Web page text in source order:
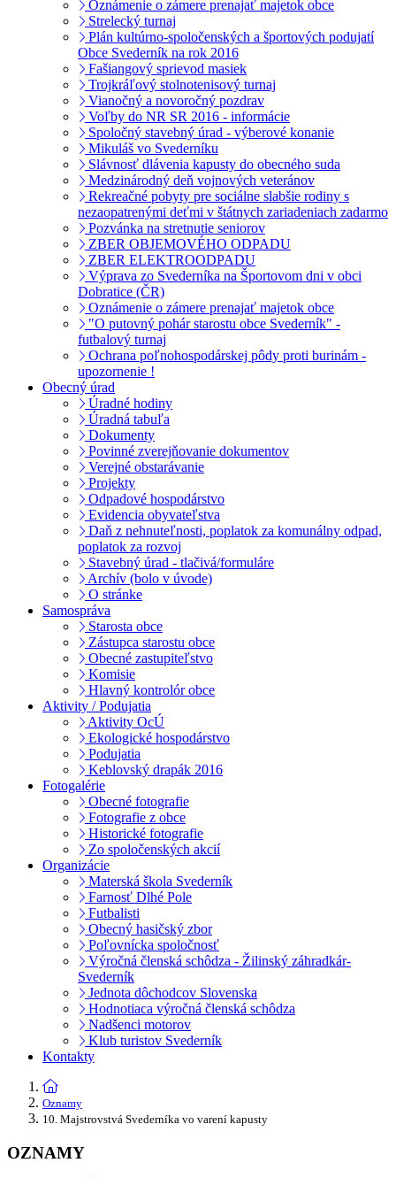
Oznámenie o zámere prenajať majetok obce
Strelecký turnaj
Plán kultúrno-spoločenských a športových podujatí
Obce Svederník na rok 2016
Fašiangový sprievod masiek
Trojkráľový stolnotenisový turnaj
Vianočný a novoročný pozdrav
Voľby do NR SR 2016 - informácie
Spoločný stavebný úrad - výberové konanie
Mikuláš vo Svederníku
Slávnosť dlávenia kapusty do obecného suda
Medzinárodný deň vojnových veteránov
Rekreačné pobyty pre sociálne slabšie rodiny s
nezaopatrenými deťmi v štátnych zariadeniach zadarmo
Pozvánka na stretnutie seniorov
ZBER OBJEMOVÉHO ODPADU
ZBER ELEKTROODPADU
Výprava zo Svederníka na Športovom dni v obci
Dobratice (ČR)
Oznámenie o zámere prenajať majetok obce
"O putovný pohár starostu obce Svederník" -
futbalový turnaj
Ochrana poľnohospodárskej pôdy proti burinám -
upozornenie !
Obecný úrad
Úradné hodiny
Úradná tabuľa
Dokumenty
Povinné zverejňovanie dokumentov
Verejné obstarávanie
Projekty
Odpadové hospodárstvo
Evidencia obyvateľstva
Daň z nehnuteľnosti, poplatok za komunálny odpad,
poplatok za rozvoj
Stavebný úrad - tlačivá/formuláre
Archív (bolo v úvode)
O stránke
Samospráva
Starosta obce
Zástupca starostu obce
Obecné zastupiteľstvo
Komisie
Hlavný kontrolór obce
Aktivity / Podujatia
Aktivity OcÚ
Ekologické hospodárstvo
Podujatia
Keblovský drapák 2016
Fotogalérie
Obecné fotografie
Fotografie z obce
Historické fotografie
Zo spoločenských akcií
Organizácie
Materská škola Svederník
Farnosť Dlhé Pole
Futbalisti
Obecný hasičský zbor
Poľovnícka spoločnosť
Výročná členská schôdza - Žilinský záhradkár-
Svederník
Jednota dôchodcov Slovenska
Hodnotiaca výročná členská schôdza
Nadšenci motorov
Klub turistov Svederník
Kontakty
Oznamy
10. Majstrovstvá Svederníka vo varení kapusty
OZNAMY